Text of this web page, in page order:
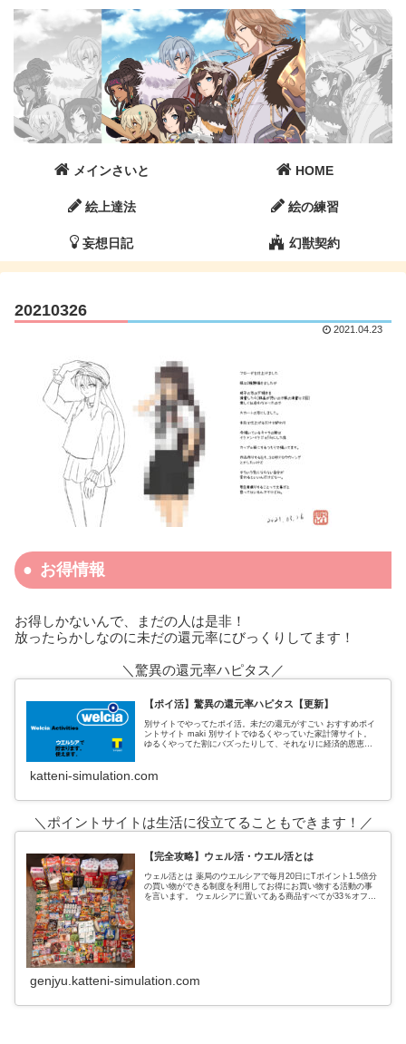
メインさいと HOME
絵上達法 絵の練習
妄想日記 幻獣契約
20210326
2021.04.23
お得情報
お得しかないんで、まだの人は是非！
放ったらかしなのに未だの還元率にびっくりしてます！
＼驚異の還元率ハピタス／
【ポイ活】驚異の還元率ハピタス【更新】
別サイトでやってたポイ活。未だの還元がすごい おすすめポイ
ントサイト maki 別サイトでゆるくやっていた家計簿サイト。
ゆるくやってた割にバズったりして、それなりに経済的恩恵も
katteni-simulation.com
＼ポイントサイトは生活に役立てることもできます！／
【完全攻略】ウェル活・ウエル活とは
ウェル活とは 薬局のウエルシアで毎月20日にTポイント1.5倍分
の買い物ができる制度を利用してお得にお買い物する活動の事
を言います。 ウェルシアに置いてある商品すべてが33％オフに
genjyu.katteni-simulation.com